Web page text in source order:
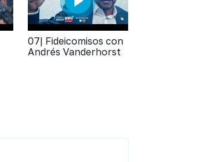
07| Fideicomisos con
Andrés Vanderhorst